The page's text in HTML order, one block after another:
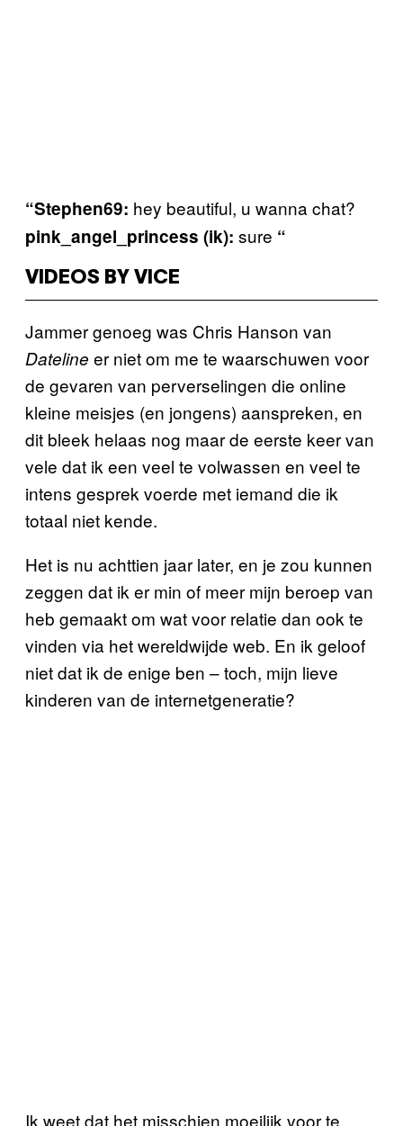
“Stephen69: hey beautiful, u wanna chat?
pink_angel_princess (ik): sure “
VIDEOS BY VICE
Jammer genoeg was Chris Hanson van
Dateline er niet om me te waarschuwen voor
de gevaren van perverselingen die online
kleine meisjes (en jongens) aanspreken, en
dit bleek helaas nog maar de eerste keer van
vele dat ik een veel te volwassen en veel te
intens gesprek voerde met iemand die ik
totaal niet kende.
Het is nu achttien jaar later, en je zou kunnen
zeggen dat ik er min of meer mijn beroep van
heb gemaakt om wat voor relatie dan ook te
vinden via het wereldwijde web. En ik geloof
niet dat ik de enige ben – toch, mijn lieve
kinderen van de internetgeneratie?
Ik weet dat het misschien moeilijk voor te